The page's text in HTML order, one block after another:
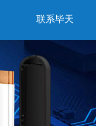
联系毕天